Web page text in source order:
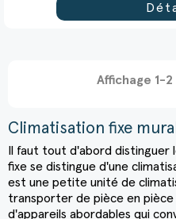
Affichage 1-
Climatisation fixe
Il faut tout d'abord distinguer
fixe se distingue d'une
est une petite unité de
transporter de pièce en pièce
d'appareils abordables qui